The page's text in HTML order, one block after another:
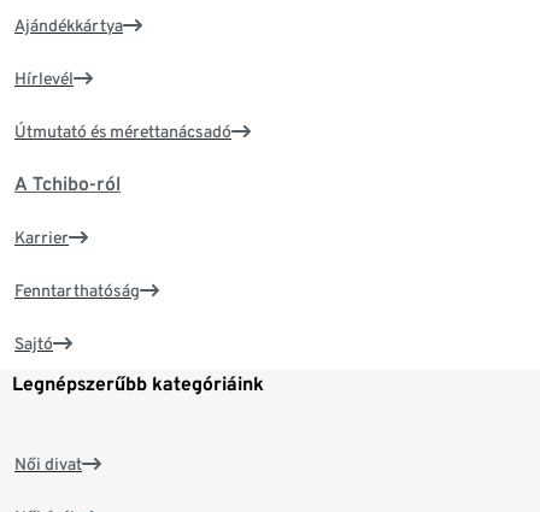
Ajándékkártya
Hírlevél
Útmutató és mérettanácsadó
A Tchibo-ról
Karrier
Fenntarthatóság
Sajtó
Legnépszerűbb kategóriáink
Női divat